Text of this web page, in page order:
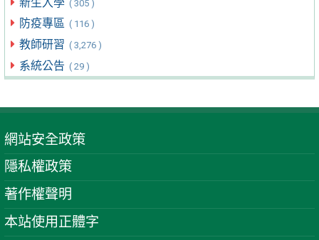
( 305 )
防疫專區 ( 116 )
教師研習 ( 3,276 )
系統公告 ( 29 )
網站安全政策
隱私權政策
著作權聲明
本站使用正體字